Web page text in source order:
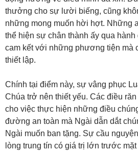
thưởng cho sự lười biếng, cũng
những mong muốn hời hợt. Những
thể hiện sự chân thành ấy qua
cam kết với những phương tiện mà
thiết lập.
Chính tại điểm này, sự vâng phục
Chúa trở nên thiết yếu. Các điều
cho việc thực hiện những điều
đường an toàn mà Ngài dẫn dắt
Ngài muốn ban tặng. Sự cầu
lòng trung tín có giá trị lớn trước